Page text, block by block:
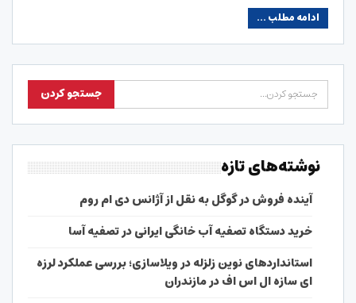
ادامه مطلب ...
نوشته‌های تازه
آینده فروش در گوگل به نقل از آژانس دی ام روم
خرید دستگاه تصفیه آب خانگی ایرانی در تصفیه آسا
استانداردهای نوین زلزله در ویلاسازی؛ بررسی عملکرد لرزه
ای سازه ال اس اف در مازندران